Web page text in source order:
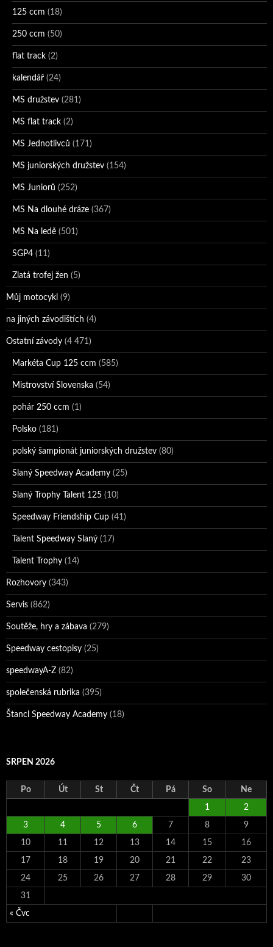
125 ccm (18)
250 ccm (50)
flat track (2)
kalendář (24)
MS družstev (281)
MS flat track (2)
MS Jednotlivců (171)
MS juniorských družstev (154)
MS Juniorů (252)
MS Na dlouhé dráze (367)
MS Na ledě (501)
SGP4 (11)
Zlatá trofej žen (5)
Můj motocykl (9)
na jiných závodištích (4)
Ostatní závody (4 471)
Markéta Cup 125 ccm (585)
Mistrovství Slovenska (54)
pohár 250 ccm (1)
Polsko (181)
polský šampionát juniorských družstev (80)
Slaný Speedway Academy (25)
Slaný Trophy Talent 125 (10)
Speedway Friendship Cup (41)
Talent Speedway Slaný (17)
Talent Trophy (14)
Rozhovory (343)
Servis (862)
Soutěže, hry a zábava (279)
Speedway cestopisy (25)
speedwayA-Z (82)
společenská rubrika (395)
Štancl Speedway Academy (18)
SRPEN 2026
Po Út St Čt Pá So Ne
« Čvc
1 2
3 4 5 6 7 8 9
10 11 12 13 14 15 16
17 18 19 20 21 22 23
24 25 26 27 28 29 30
31